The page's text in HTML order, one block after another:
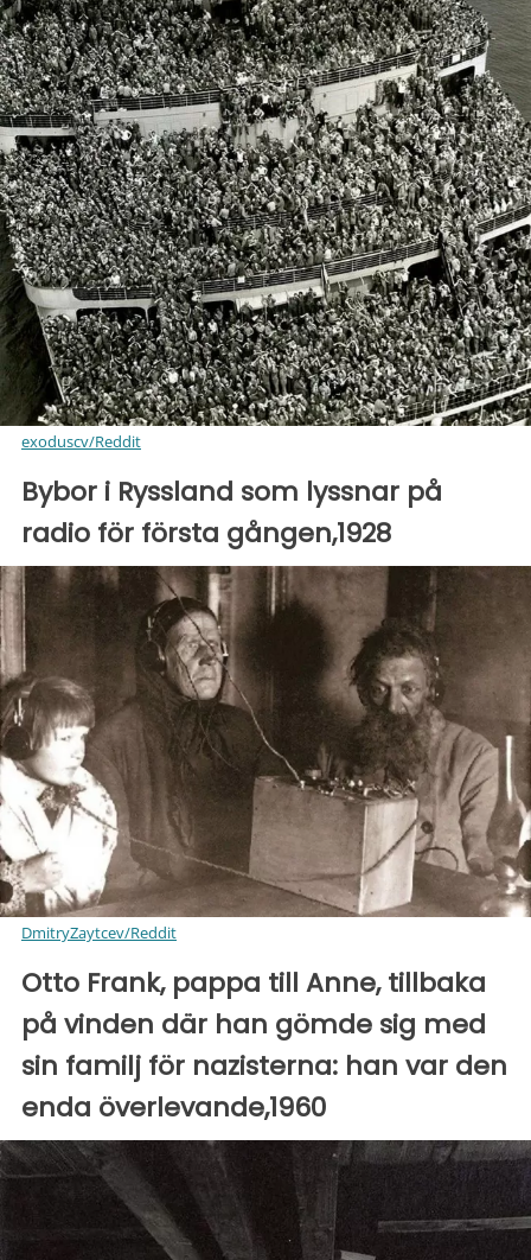
exoduscv/Reddit
Bybor i Ryssland som lyssnar på
radio för första gången,1928
DmitryZaytcev/Reddit
Otto Frank, pappa till Anne, tillbaka
på vinden där han gömde sig med
sin familj för nazisterna: han var den
enda överlevande,1960